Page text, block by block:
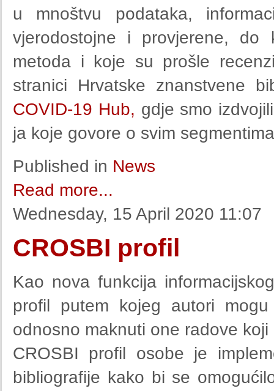
u mnoštvu podataka,
vjerodostojne i provjerene, do
metoda i koje su prošle
stranici Hrvatske znanstvene
COVID-19 Hub, gdje smo
ja koje govore o svim
Published in News
Read more...
Wednesday, 15 April 2020 11:07
CROSBI profil
Kao nova funkcija
profil putem kojeg autori
odnosno maknuti one radove
CROSBI profil osobe je
bibliografije kako bi se